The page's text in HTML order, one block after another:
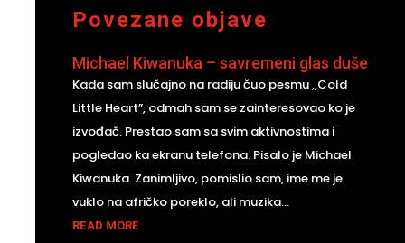
Povezane objave
Michael Kiwanuka – savremeni glas duše
Kada sam slučajno na radiju čuo pesmu ,,Cold
Little Heart”, odmah sam se zainteresovao ko je
izvođač. Prestao sam sa svim aktivnostima i
pogledao ka ekranu telefona. Pisalo je Michael
Kiwanuka. Zanimljivo, pomislio sam, ime me je
vuklo na afričko poreklo, ali muzika...
READ MORE